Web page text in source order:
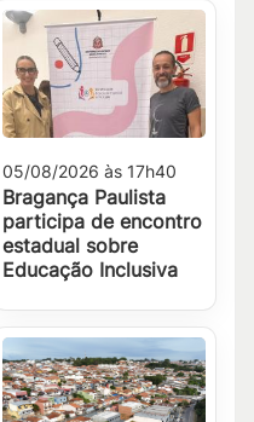
05/08/2026 às 17h40
Bragança Paulista
participa de encontro
estadual sobre
Educação Inclusiva